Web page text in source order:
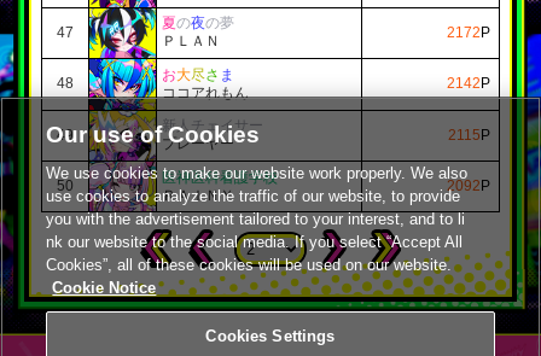
47
夏の夜の夢
ＰＬＡＮ
2172P
48
お大尽さ ま
ココアれもん
2142P
49
新人チェイサー
プレーヤー
2115P
50
医神医科看護学校
ＲＡＩＮＹ
2092 P
Our use of Cookies
We use cookies to make our website work properly. We also
use cookies to analyze the traffic of our website, to provide
you with the advertisement tailored to your interest, and to li
nk our website to the social media. If you select “Accept All
Cookies”, all of these cookies will be used on our website.
Cookie Notice
Cookies Settings